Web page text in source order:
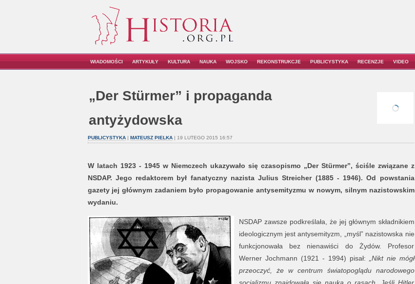
WIADOMOŚCI ARTYKUŁY KULTURA NAUKA WOJSKO REKONSTRUKCJE PUBLICYSTYKA RECENZJE VIDEO
„Der Stürmer” i propaganda
antyżydowska
PUBLICYSTYKA| MATEUSZ PIELKA| 19 LUTEGO 2015 16:57
W latach 1923 - 1945 w Niemczech ukazywało się czasopismo „Der Stürmer”, ściśle związane z
NSDAP. Jego redaktorem był fanatyczny nazista Julius Streicher (1885 - 1946). Od powstania
gazety jej głównym zadaniem było propagowanie antysemityzmu w nowym, silnym nazistowskim
wydaniu.
NSDAP zawsze podkreślała, że jej głównym składnikiem
ideologicznym jest antysemityzm, „myśl” nazistowska nie
funkcjonowała bez nienawiści do Żydów. Profesor
Werner Jochmann (1921 - 1994) pisał:
„Nikt nie mógł
przeoczyć, że w centrum światopoglądu narodowego